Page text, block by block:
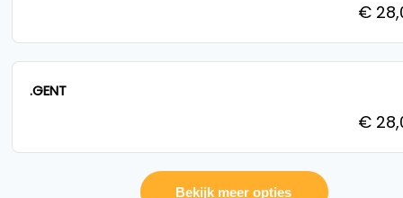
€ 28
.GENT
€ 28